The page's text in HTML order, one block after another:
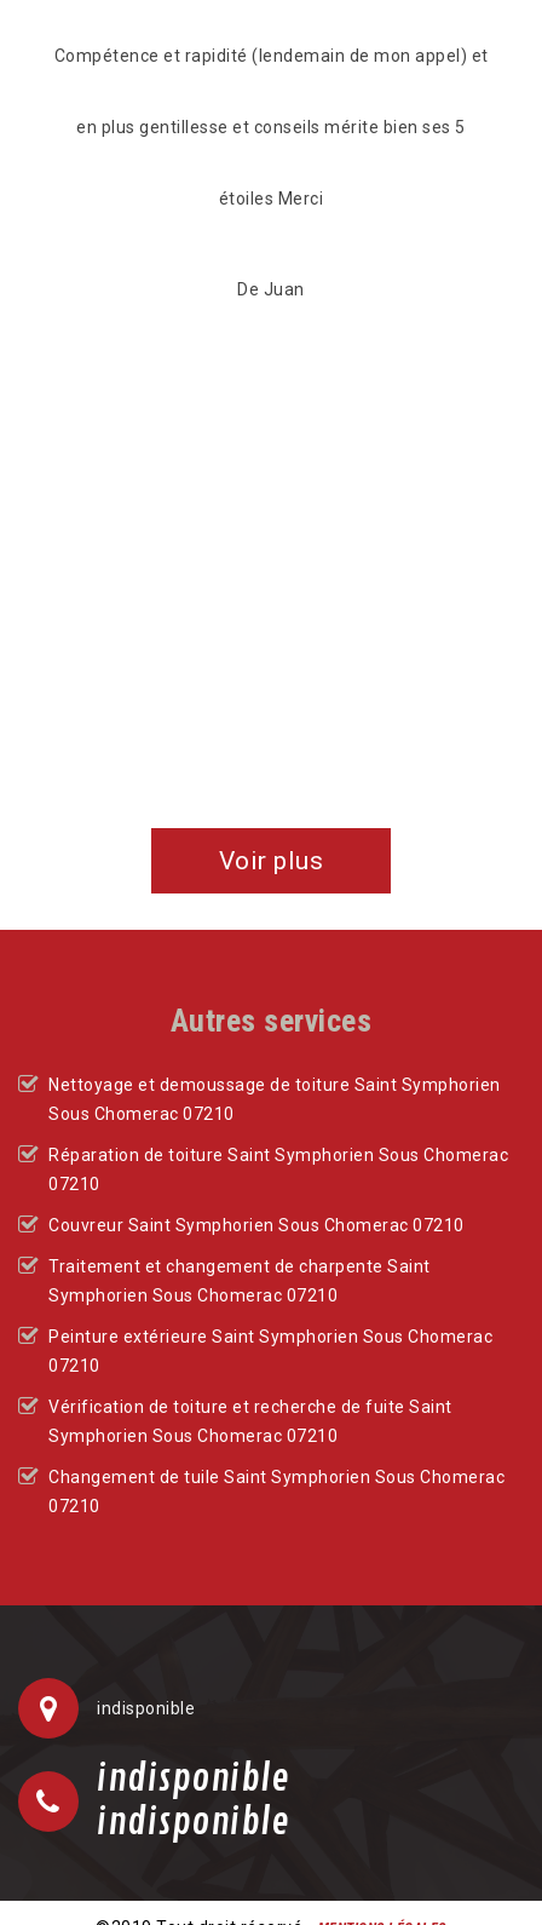
Je recommande au top!!
Voir plus
Autres services
Nettoyage et demoussage de toiture Saint Symphorien
Sous Chomerac 07210
Réparation de toiture Saint Symphorien Sous Chomerac
07210
Couvreur Saint Symphorien Sous Chomerac 07210
Traitement et changement de charpente Saint
Symphorien Sous Chomerac 07210
Peinture extérieure Saint Symphorien Sous Chomerac
07210
Vérification de toiture et recherche de fuite Saint
Symphorien Sous Chomerac 07210
Changement de tuile Saint Symphorien Sous Chomerac
07210
indisponible
indisponible
indisponible